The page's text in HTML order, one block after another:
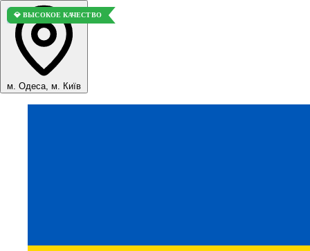
м. Одеса, м. Київ
🚀 ТОП ПРОДАЖ
💎 ВЫСОКОЕ КАЧЕСТВО